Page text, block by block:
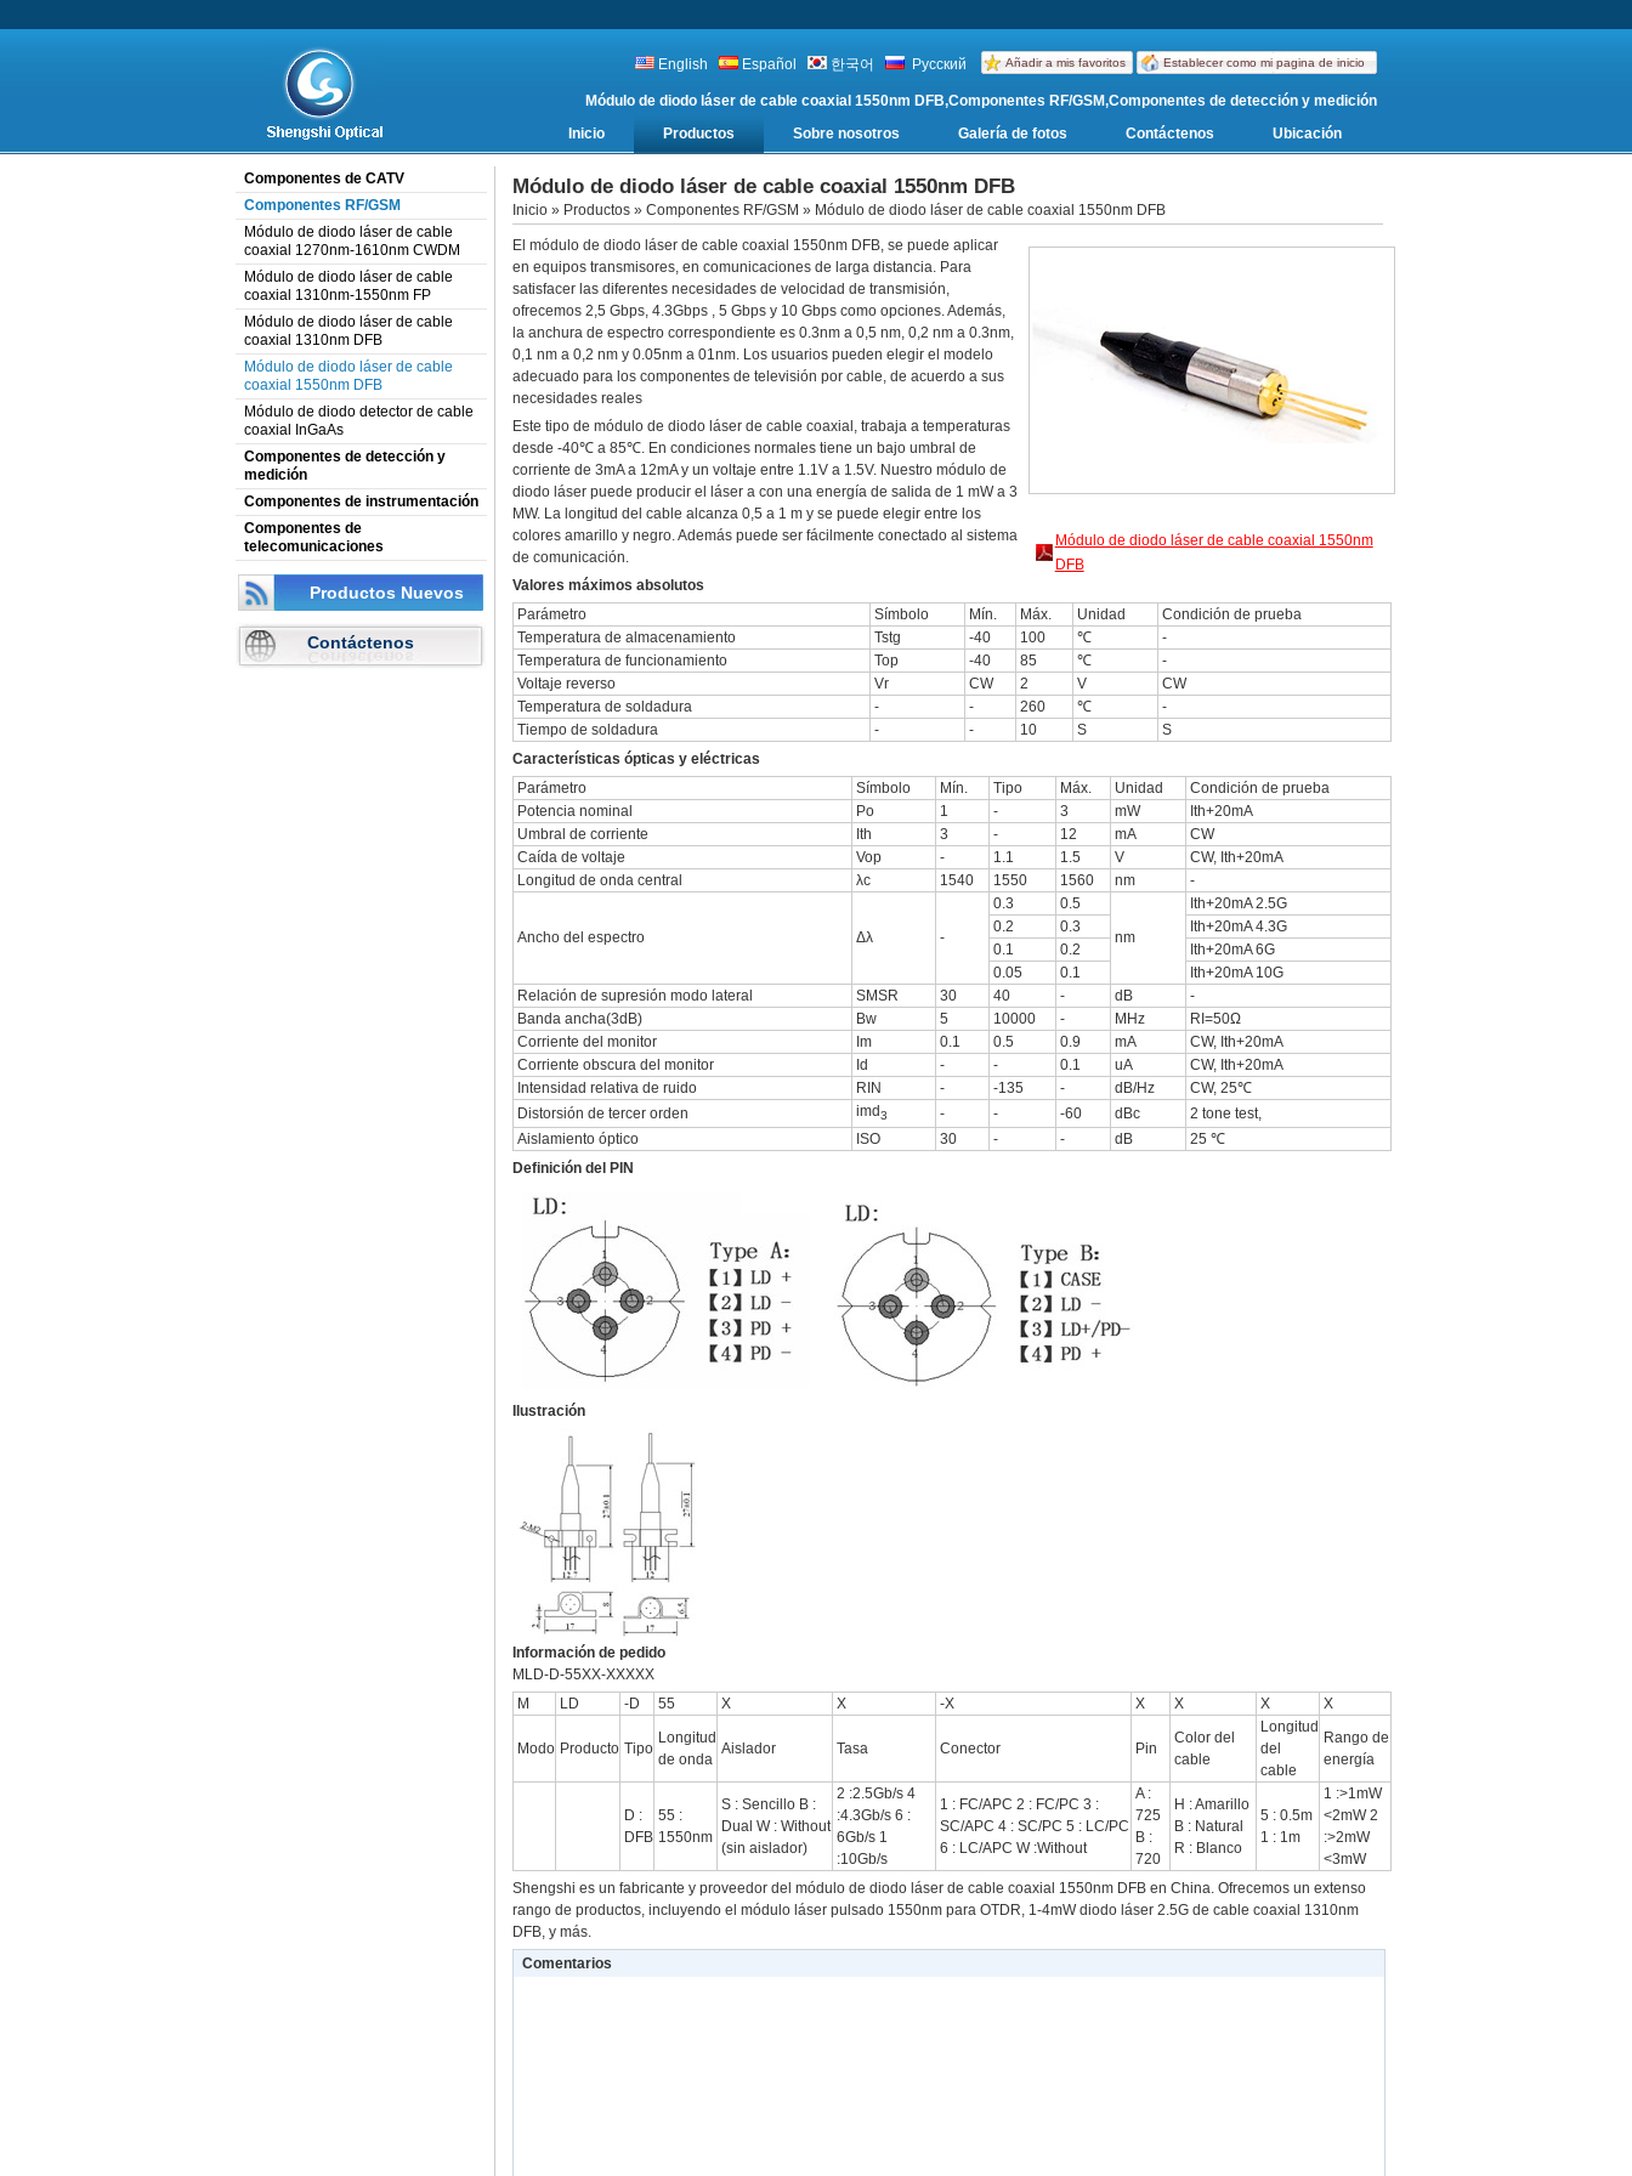
Establecer como mi pagina de inicio
Añadir a mis favoritos
English Español 한국어 Русский
Módulo de diodo láser de cable coaxial 1550nm DFB,Componentes RF/GSM,Componentes de detección y medición
Inicio
Productos Sobre nosotros Galería de fotos Contáctenos Ubicación
Componentes de CATV
Componentes RF/GSM
Módulo de diodo láser de cable
coaxial 1270nm-1610nm CWDM
Módulo de diodo láser de cable
coaxial 1310nm-1550nm FP
Módulo de diodo láser de cable
coaxial 1310nm DFB
Módulo de diodo láser de cable
coaxial 1550nm DFB
Módulo de diodo detector de cable
coaxial InGaAs
Componentes de detección y
medición
Componentes de instrumentación
Componentes de
telecomunicaciones
Productos Nuevos
Contáctenos
Módulo de diodo láser de cable coaxial 1550nm DFB
Inicio » Productos » Componentes RF/GSM » Módulo de diodo láser de cable coaxial 1550nm DFB
Módulo de diodo láser de cable coaxial 1550nm
DFB
El módulo de diodo láser de cable coaxial 1550nm DFB, se puede aplicar
en equipos transmisores, en comunicaciones de larga distancia. Para
satisfacer las diferentes necesidades de velocidad de transmisión,
ofrecemos 2,5 Gbps, 4.3Gbps , 5 Gbps y 10 Gbps como opciones. Además,
la anchura de espectro correspondiente es 0.3nm a 0,5 nm, 0,2 nm a 0.3nm,
0,1 nm a 0,2 nm y 0.05nm a 01nm. Los usuarios pueden elegir el modelo
adecuado para los componentes de televisión por cable, de acuerdo a sus
necesidades reales
Este tipo de módulo de diodo láser de cable coaxial, trabaja a temperaturas
desde -40℃ a 85℃. En condiciones normales tiene un bajo umbral de
corriente de 3mA a 12mA y un voltaje entre 1.1V a 1.5V. Nuestro módulo de
diodo láser puede producir el láser a con una energía de salida de 1 mW a 3
MW. La longitud del cable alcanza 0,5 a 1 m y se puede elegir entre los
colores amarillo y negro. Además puede ser fácilmente conectado al sistema
de comunicación.
Valores máximos absolutos
Parámetro
Símbolo Mín. Máx. Unidad
Condición de prueba
Temperatura de almacenamiento
Tstg -40 100 ℃
-
Temperatura de funcionamiento
Top -40 85 ℃
-
Voltaje reverso
Vr CW 2 V
CW
Temperatura de soldadura
- - 260 ℃
-
Tiempo de soldadura
- - 10 S
S
Características ópticas y eléctricas
Parámetro
Símbolo Mín. Tipo Máx. Unidad
Condición de prueba
Potencia nominal
Po 1 - 3 mW
Ith+20mA
Umbral de corriente
Ith 3 - 12 mA
CW
Caída de voltaje
Vop - 1.1 1.5 V
CW, Ith+20mA
Longitud de onda central
λc 1540 1550 1560 nm -
Ancho del espectro Δλ -
0.3
0.5
nm
Ith+20mA 2.5G
0.2
0.3
Ith+20mA 4.3G
0.1
0.2
Ith+20mA 6G
0.05
0.1
Ith+20mA 10G
Relación de supresión modo lateral
SMSR 30 40 - dB
-
Banda ancha(3dB)
Bw 5 10000 - MHz
RI=50Ω
Corriente del monitor
Im 0.1 0.5 0.9 mA
CW, Ith+20mA
Corriente obscura del monitor
Id - - 0.1 uA
CW, Ith+20mA
Intensidad relativa de ruido
RIN - -135 - dB/Hz
CW, 25℃
Distorsión de tercer orden
imd3 - - -60 dBc
2 tone test,
Aislamiento óptico
ISO 30 - - dB
25 ℃
Definición del PIN
Ilustración
Información de pedido
MLD-D-55XX-XXXXX
M
LD -D 55 X X -X X X X X
Modo Producto Tipo
Longitud
de onda
Aislador Tasa Conector Pin
Color del
cable
Longitud
del
cable
Rango de
energía
D :
DFB
55 :
1550nm
S : Sencillo B :
Dual W : Without
(sin aislador)
2 :2.5Gb/s 4
:4.3Gb/s 6 :
6Gb/s 1
:10Gb/s
1 : FC/APC 2 : FC/PC 3 :
SC/APC 4 : SC/PC 5 : LC/PC
6 : LC/APC W :Without
A :
725
B :
720
H : Amarillo
B : Natural
R : Blanco
5 : 0.5m
1 : 1m
1 :>1mW
<2mW 2
:>2mW
<3mW
Shengshi es un fabricante y proveedor del módulo de diodo láser de cable coaxial 1550nm DFB en China. Ofrecemos un extenso
rango de productos, incluyendo el módulo láser pulsado 1550nm para OTDR, 1-4mW diodo láser 2.5G de cable coaxial 1310nm
DFB, y más.
Comentarios